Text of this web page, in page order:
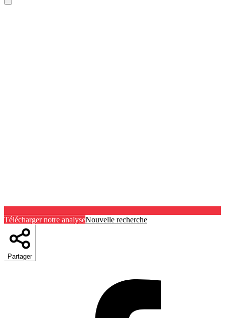
Télécharger notre analyseNouvelle recherche
Partager